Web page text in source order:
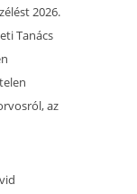
2026.
Tanács
az